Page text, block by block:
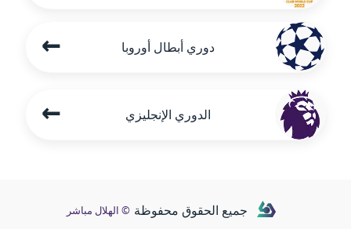
دوري أبطال أوروبا ←
الدوري الإنجليزي ←
جميع الحقوق محفوظة © الهلال مباشر